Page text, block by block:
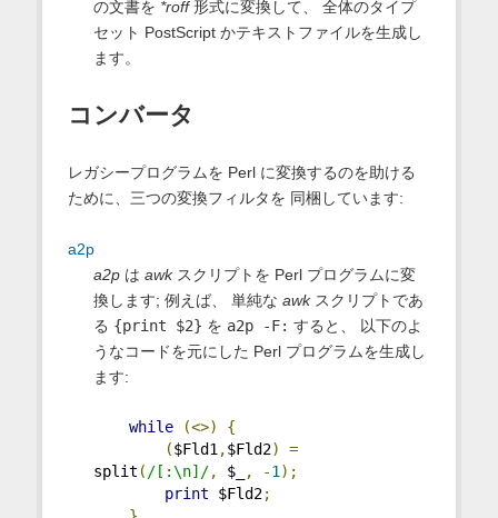
の文書を *roff形式に変換して、 全体のタイプ
セット PostScript かテキストファイルを生成し
ます。
コンバータ
レガシープログラムを Perl に変換するのを助ける
ために、三つの変換フィルタを 同梱しています:
a2p
a2pは awkスクリプトを Perl プログラムに変
換します; 例えば、 単純な awkスクリプトであ
る {print $2} を a2p -F: すると、 以下のよ
うなコードを元にした Perl プログラムを生成し
ます:
while (<>)
{
($Fld1 ,$Fld2)
=
split ( /[:\n]/, $_ , -1 );
print $Fld2;